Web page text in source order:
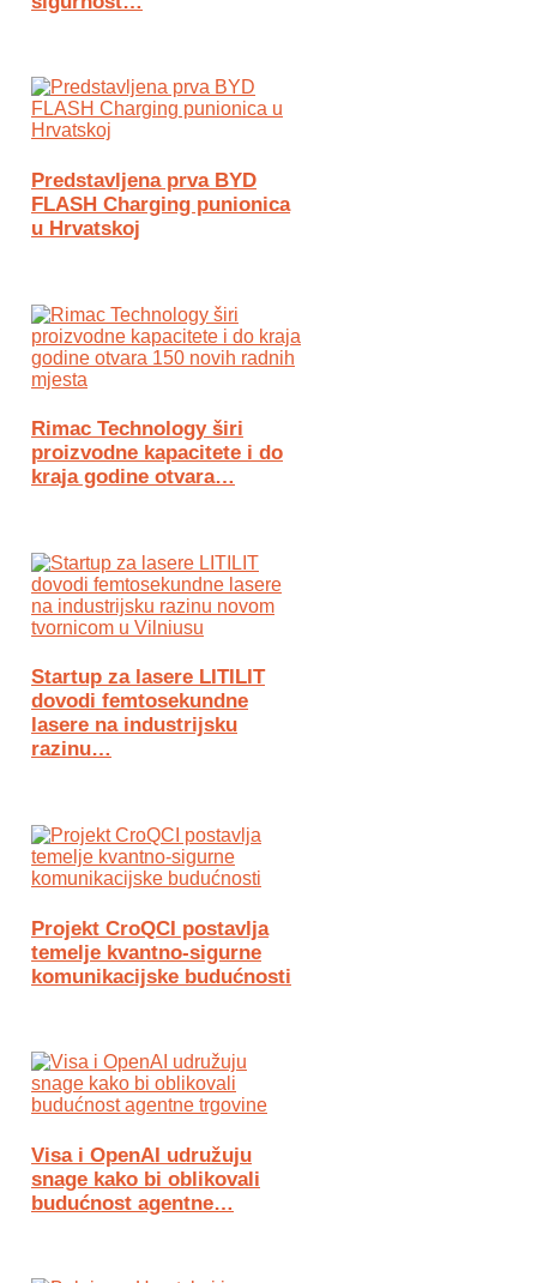
Predstavljena prva BYD
FLASH Charging punionica
u Hrvatskoj
Rimac Technology širi
proizvodne kapacitete i do
kraja godine otvara…
Startup za lasere LITILIT
dovodi femtosekundne
lasere na industrijsku
razinu…
Projekt CroQCI postavlja
temelje kvantno-sigurne
komunikacijske budućnosti
Visa i OpenAI udružuju
snage kako bi oblikovali
budućnost agentne…